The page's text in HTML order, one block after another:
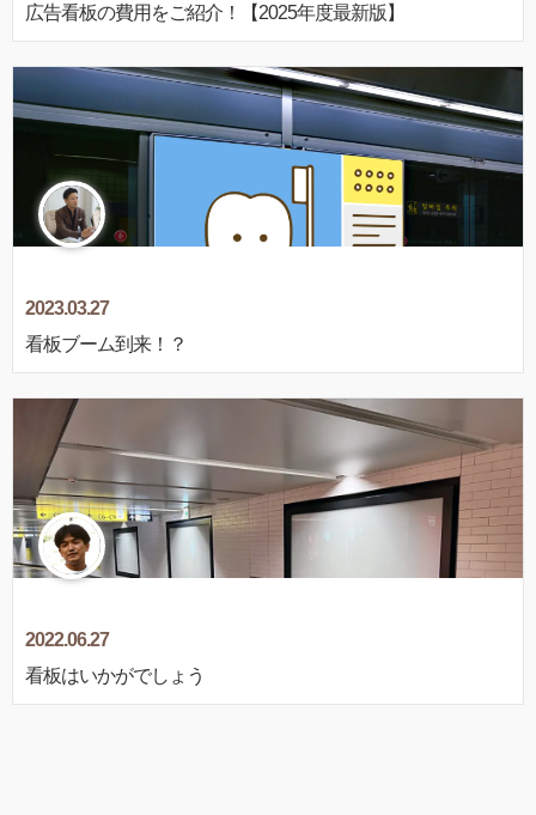
広告看板の費用をご紹介！【2025年度最新版】
2023.03.27
看板ブーム到来！？
2022.06.27
看板はいかがでしょう